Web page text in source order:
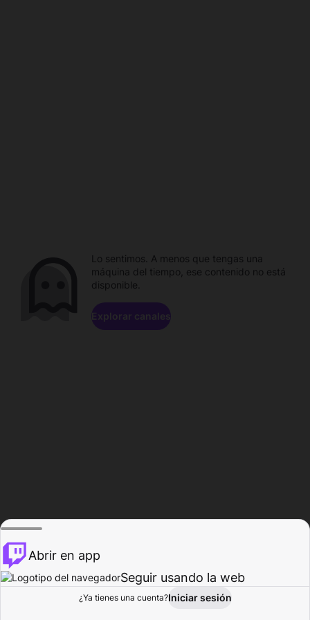
Explorar Actividad
Lo sentimos. A menos que tengas una
máquina del tiempo, ese contenido no está
disponible.
Explorar canales
Abrir en app
Seguir usando la web
¿Ya tienes una cuenta?Iniciar sesión